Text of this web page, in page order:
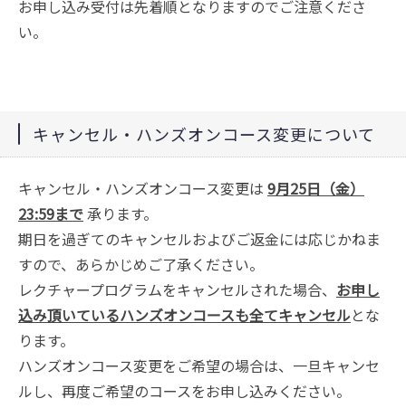
お申し込み受付は先着順となりますのでご注意くださ
い。
キャンセル・ハンズオンコース変更について
キャンセル・ハンズオンコース変更は 9月25日（金）
23:59まで承ります。
期日を過ぎてのキャンセルおよびご返金には応じかねま
すので、あらかじめご了承ください。
レクチャープログラムをキャンセルされた場合、 お申し
込み頂いているハンズオンコースも全てキャンセルとな
ります。
ハンズオンコース変更をご希望の場合は、一旦キャンセ
ルし、再度ご希望のコースをお申し込みください。